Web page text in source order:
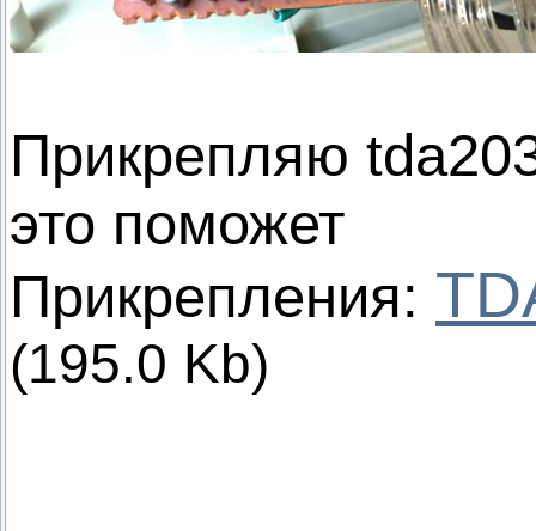
Прикрепляю
это поможет
Прикрепления:
(195.0 Kb)